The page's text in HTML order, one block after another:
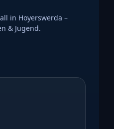
in Hoyerswerda –
& Jugend.